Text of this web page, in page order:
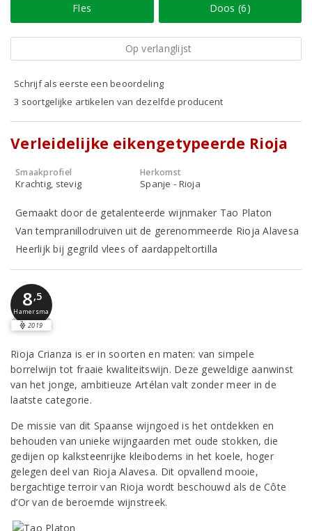
Fles Doos (6)
Op verlanglijst
Schrijf als eerste een beoordeling
3 soortgelijke artikelen van dezelfde producent
Verleidelijke eikengetypeerde Rioja
Smaakprofiel
Krachtig, stevig
Herkomst
Spanje - Rioja
Gemaakt door de getalenteerde wijnmaker Tao Platon
Van tempranillodruiven uit de gerenommeerde Rioja Alavesa
Heerlijk bij gegrild vlees of aardappeltortilla
8,5
Hamersma
2019
Rioja Crianza is er in soorten en maten: van simpele
borrelwijn tot fraaie kwaliteitswijn. Deze geweldige aanwinst
van het jonge, ambitieuze Artélan valt zonder meer in de
laatste categorie.
De missie van dit Spaanse wijngoed is het ontdekken en
behouden van unieke wijngaarden met oude stokken, die
gedijen op kalksteenrijke kleibodems in het koele, hoger
gelegen deel van Rioja Alavesa. Dit opvallend mooie,
bergachtige terroir van Rioja wordt beschouwd als de Côte
d’Or van de beroemde wijnstreek.